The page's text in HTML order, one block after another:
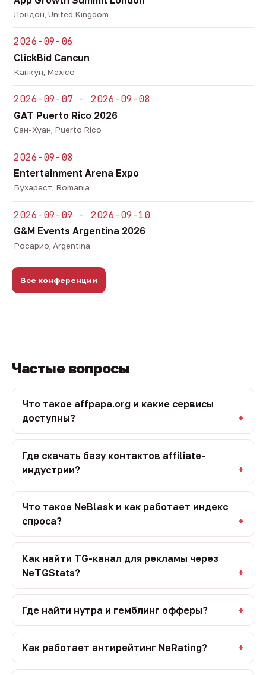
Лондон, United Kingdom
2026-09-06
ClickBid Cancun
Канкун, Mexico
2026-09-07 - 2026-09-08
GAT Puerto Rico 2026
Сан-Хуан, Puerto Rico
2026-09-08
Entertainment Arena Expo
Бухарест, Romania
2026-09-09 - 2026-09-10
G&M Events Argentina 2026
Росарио, Argentina
Все конференции
Частые вопросы
Что такое affpapa.org и какие сервисы
доступны?
Где скачать базу контактов affiliate-
индустрии?
Что такое NeBlask и как работает индекс
спроса?
Как найти TG-канал для рекламы через
NeTGStats?
Где найти нутра и гемблинг офферы?
Как работает антирейтинг NeRating?